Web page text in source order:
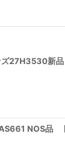
ズ27H3530新品
NOS品